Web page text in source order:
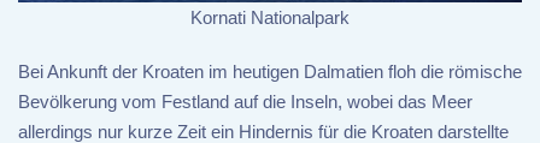
Kornati Nationalpark
Bei Ankunft der Kroaten im heutigen Dalmatien floh die römische
Bevölkerung vom Festland auf die Inseln, wobei das Meer
allerdings nur kurze Zeit ein Hindernis für die Kroaten darstellte